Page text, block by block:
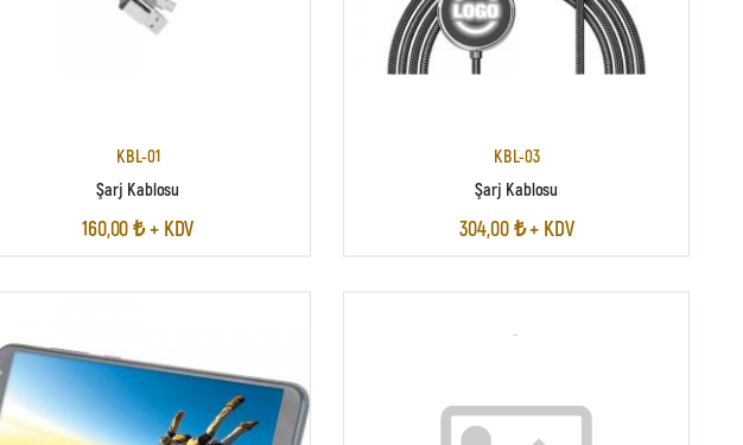
KBL-01
Şarj Kablosu
160,00 ₺ + KDV
KBL-03
Şarj Kablosu
304,00 ₺ + KDV